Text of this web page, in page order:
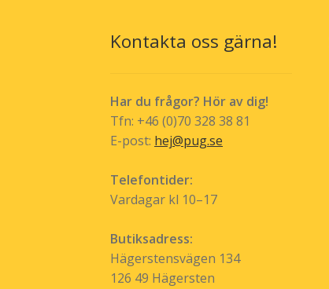
Kontakta oss gärna!
Har du frågor? Hör av dig!
Tfn: +46 (0)70 328 38 81
E-post: hej@pug.se
Telefontider:
Vardagar kl 10–17
Butiksadress:
Hägerstensvägen 134
126 49 Hägersten